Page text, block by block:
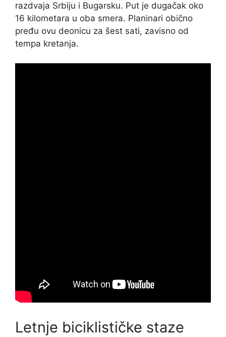
razdvaja Srbiju i Bugarsku. Put je dugačak oko
16 kilometara u oba smera. Planinari obično
pređu ovu deonicu za šest sati, zavisno od
tempa kretanja.
Letnje biciklističke staze